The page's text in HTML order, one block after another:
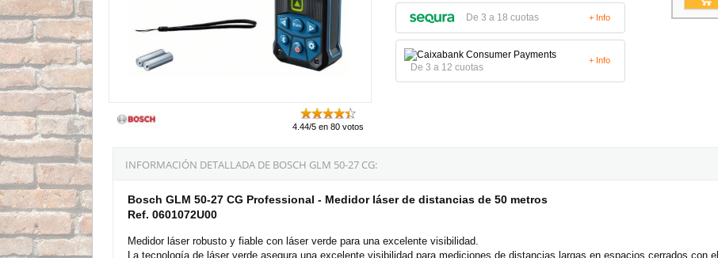
4.44/5 en 80 votos
De 3 a 18 cuotas + Info
De 3 a 12 cuotas
+ Info
INFORMACIÓN DETALLADA DE BOSCH GLM 50-27 CG:
Bosch GLM 50-27 CG Professional - Medidor láser de distancias de 50 metros
Ref. 0601072U00
Medidor láser robusto y fiable con láser verde para una excelente visibilidad.
La tecnología de láser verde asegura una excelente visibilidad para mediciones de distancias largas en espacios cerrados con